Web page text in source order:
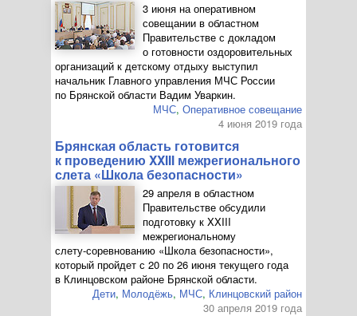
3 июня на оперативном
совещании в областном
Правительстве с докладом
о готовности оздоровительных
организаций к детскому отдыху выступил
начальник Главного управления МЧС России
по Брянской области Вадим Уваркин.
МЧС, Оперативное совещание
4 июня 2019 года
Брянская область готовится
к проведению XXIII межрегионального
слета «Школа безопасности»
29 апреля в областном
Правительстве обсудили
подготовку к XXIII
межрегиональному
слету-соревнованию «Школа безопасности»,
который пройдет с 20 по 26 июня текущего года
в Клинцовском районе Брянской области.
Дети, Молодёжь, МЧС, Клинцовский район
30 апреля 2019 года